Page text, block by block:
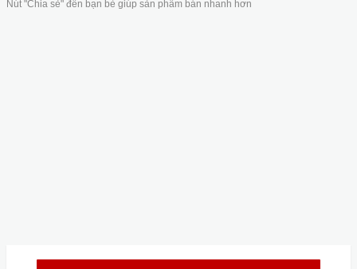
Nút "Chia sẻ" đến bạn bè giúp sản phẩm bán nhanh hơn